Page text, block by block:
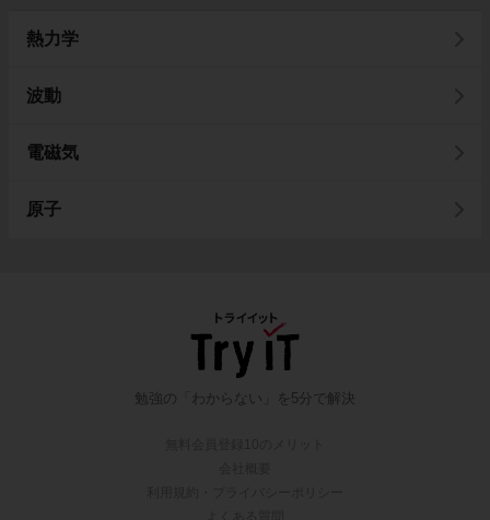
熱力学
波動
電磁気
原子
勉強の「わからない」を5分で解決